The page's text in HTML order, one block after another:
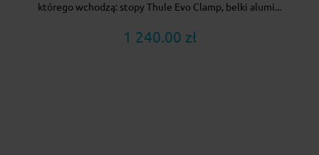
którego wchodzą: stopy Thule Evo Clamp, belki alumi...
1 240.00 zł